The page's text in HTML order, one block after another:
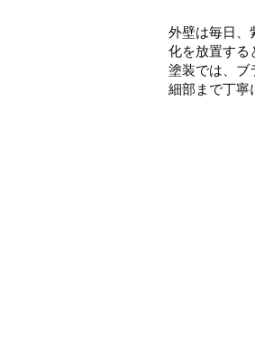
外壁は毎日、
化を放置する
塗装では、ブ
細部まで丁寧